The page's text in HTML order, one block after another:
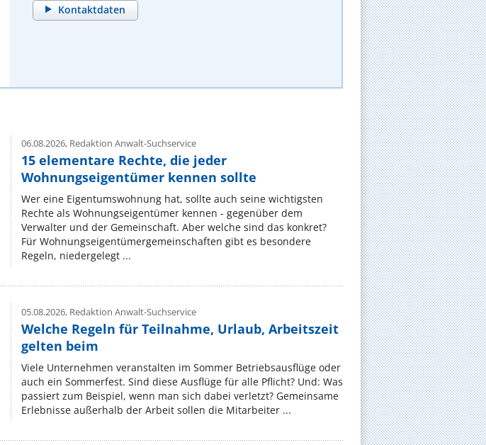
Kontaktdaten
06.08.2026,Redaktion Anwalt-Suchservice
15 elementare Rechte, die jeder
Wohnungseigentümer kennen sollte
Wer eine Eigentumswohnung hat, sollte auch seine wichtigsten
Rechte als Wohnungseigentümer kennen - gegenüber dem
Verwalter und der Gemeinschaft. Aber welche sind das konkret?
Für Wohnungseigentümergemeinschaften gibt es besondere
Regeln, niedergelegt ...
05.08.2026,Redaktion Anwalt-Suchservice
Welche Regeln für Teilnahme, Urlaub, Arbeitszeit
gelten beim
Viele Unternehmen veranstalten im Sommer Betriebsausflüge oder
auch ein Sommerfest. Sind diese Ausflüge für alle Pflicht? Und: Was
passiert zum Beispiel, wenn man sich dabei verletzt? Gemeinsame
Erlebnisse außerhalb der Arbeit sollen die Mitarbeiter ...